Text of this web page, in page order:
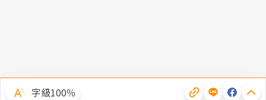
字級100％